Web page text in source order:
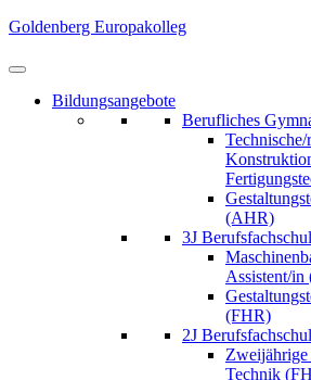
Skip
content
Enter)
Goldenberg Europakolleg
Bildungsangebote
Berufliches
(AHR)
3J
Assistent/in
(FHR)
2J
Technik